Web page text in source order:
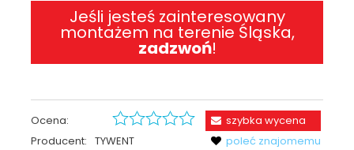
Jeśli jesteś zainteresowany
montażem na terenie Śląska,
zadzwoń!
Ocena:
Producent: TYWENT
szybka wycena
poleć znajomemu